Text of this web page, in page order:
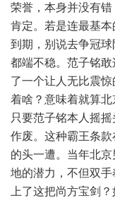
荣誉，本身并没有
肯定。若是连最基
到期，别说去争冠
都端不稳。范子铭
了一个让人无比震
着啥？意味着就算北
只要范子铭本人摇
作废。这种霸王条
的头一遭。当年北
地的潜力，不但双
上了这把尚方宝剑